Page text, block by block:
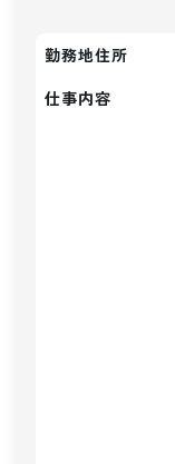
勤務地住所
仕事内容